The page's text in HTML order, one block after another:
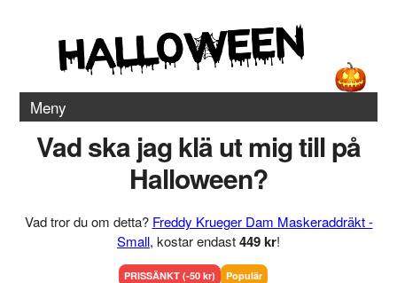
Meny
Vad ska jag klä ut mig till på
Halloween?
Vad tror du om detta? Freddy Krueger Dam Maskeraddräkt -
Small, kostar endast449 kr!
PRISSÄNKT (-50 kr) Populär